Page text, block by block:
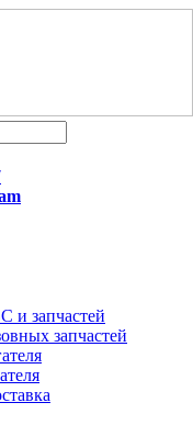
и запчастей
запчастей